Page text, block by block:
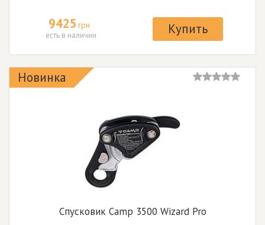
9425 грн
есть в наличии Купить
Новинка
Спусковик Camp 3500 Wizard Pro